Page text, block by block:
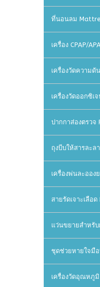
ที่นอนลม
เครื่อง CPAP/
เครื่องวัดความ
เครื่องวัดออกซิเ
ปากกาส่องตรวจ
ถุงบีบให้สารละล
เครื่องพ่นละออง
สายรัดเจาะเลือ
แว่นขยายสำหรั
ชุดช่วยหายใจมื
เครื่องวัดอุณหภูมิ